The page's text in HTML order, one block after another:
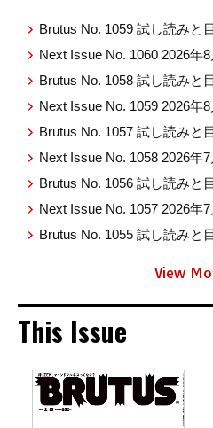
Brutus No. 1059 試し読みと
Next Issue No. 1060 2026年
Brutus No. 1058 試し読みと
Next Issue No. 1059 2026年
Brutus No. 1057 試し読みと
Next Issue No. 1058 2026年
Brutus No. 1056 試し読みと
Next Issue No. 1057 2026年
Brutus No. 1055 試し読みと
View
This Issue